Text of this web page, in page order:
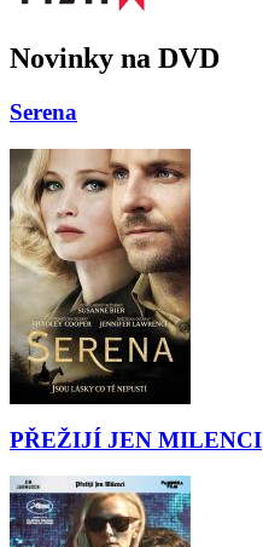
Novinky na DVD
Serena
PŘEŽIJÍ JEN MILENCI